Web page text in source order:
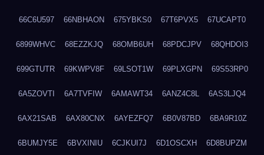
66C6U597 66NBHAON 675YBKS0 67T6PVX5 67UCAPT0
6899WHVC 68EZZKJQ 68OMB6UH 68PDCJPV 68QHDOI3
699GTUTR 69KWPV8F 69LSOT1W 69PLXGPN 69S53RP0
6A5ZOVTI 6A7TVFIW 6AMAWT34 6ANZ4C8L 6AS3LJQ4
6AX21SAB 6AX80CNX 6AYEZFQ7 6B0V87BD 6BA9R10Z
6BUMJY5E 6BVXINIU 6CJKUI7J 6D1OSCXH 6D8BUPZM